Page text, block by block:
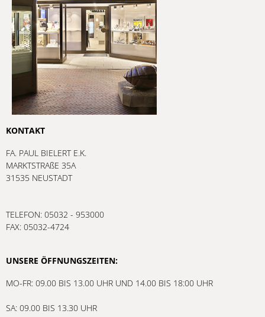
KONTAKT
FA. PAUL BIELERT E.K.
MARKTSTRAßE 35A
31535 NEUSTADT
TELEFON: 05032 - 953000
FAX: 05032-4724
UNSERE ÖFFNUNGSZEITEN:
MO-FR: 09.00 BIS 13.00 UHR UND 14.00 BIS 18:00 UHR
SA: 09.00 BIS 13.30 UHR